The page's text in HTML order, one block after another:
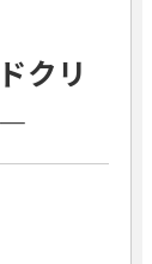
クリ
―